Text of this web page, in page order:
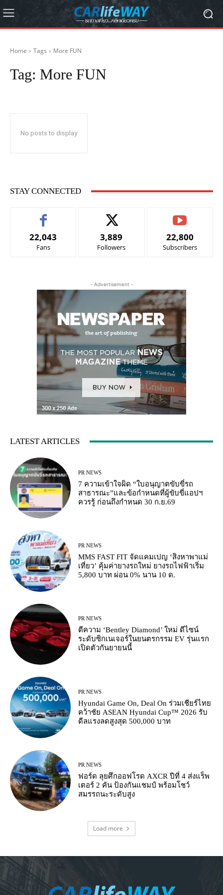
Home Tags More FUN
Tag: More FUN
No posts to display
STAY CONNECTED
22,043
Fans
3,889
Followers
22,800
Subscribers
- Advertisement -
LATEST ARTICLES
PR NEWS
7 ความเข้าใจผิด “ใบอนุญาตขับขี่รถ
สาธารณะ”และข้อกำหนดที่ผู้ขับขี่แอปฯ
ควรรู้ ก่อนถึงกำหนด 30 ก.ย.69
PR NEWS
MMS FAST FIT จัดแคมเปญ ‘สิงหาพาแม่
เที่ยว’ คุ้มค่ายางรถใหม่ ยางรถไฟฟ้าเริ่ม
5,800 บาท ผ่อน 0% นาน 10 ด.
PR NEWS
ตีความ ‘Bentley Diamond’ ใหม่ ดีไซน์
ระดับซิกเนเจอร์ในยนตรกรรม EV รุ่นแรก
เปิดตัวกันยายนนี้
PR NEWS
Hyundai Game On, Deal On ร่วมเชียร์ไทย
คว้าชัย ASEAN Hyundai Cup™ 2026 รับ
ดีลแรงลดสูงสุด 500,000 บาท
PR NEWS
ฟอร์ด ลุยศึกออฟโรด AXCR ปีที่ 4 ส่งแร็พ
เตอร์ 2 คัน ป้องกันแชมป์ พร้อมโชว์
สมรรถนะระดับสูง
Load more